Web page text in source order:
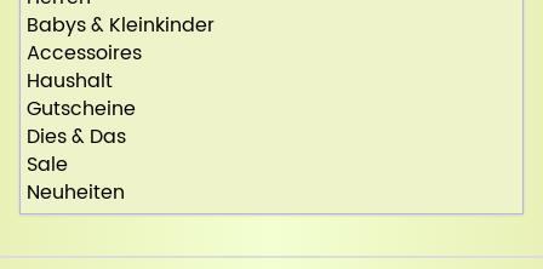
Babys & Kleinkinder
Accessoires
Haushalt
Gutscheine
Dies & Das
Sale
Neuheiten